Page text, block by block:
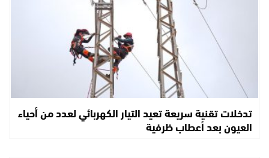
تدخلات تقنية سريعة تعيد التيار الكهربائي لعدد من أحياء
العيون بعد أعطاب ظرفية